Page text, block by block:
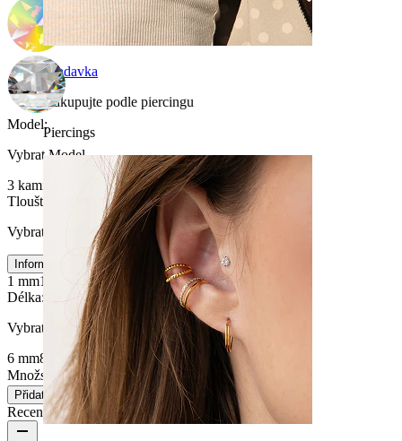
Bradavka
Nakupujte podle piercingu
Piercings
Model:
Vybrat Model
3 kamínky
5 kamínků
Tloušťka závitu
Vybrat Tloušťka závitu
Informace o velikosti
1 mm1,2 mm
Délka:
Vybrat Délka
6 mm8 mm
Množství: 1 Změnit
Přidat do košíku
Recenze produktu